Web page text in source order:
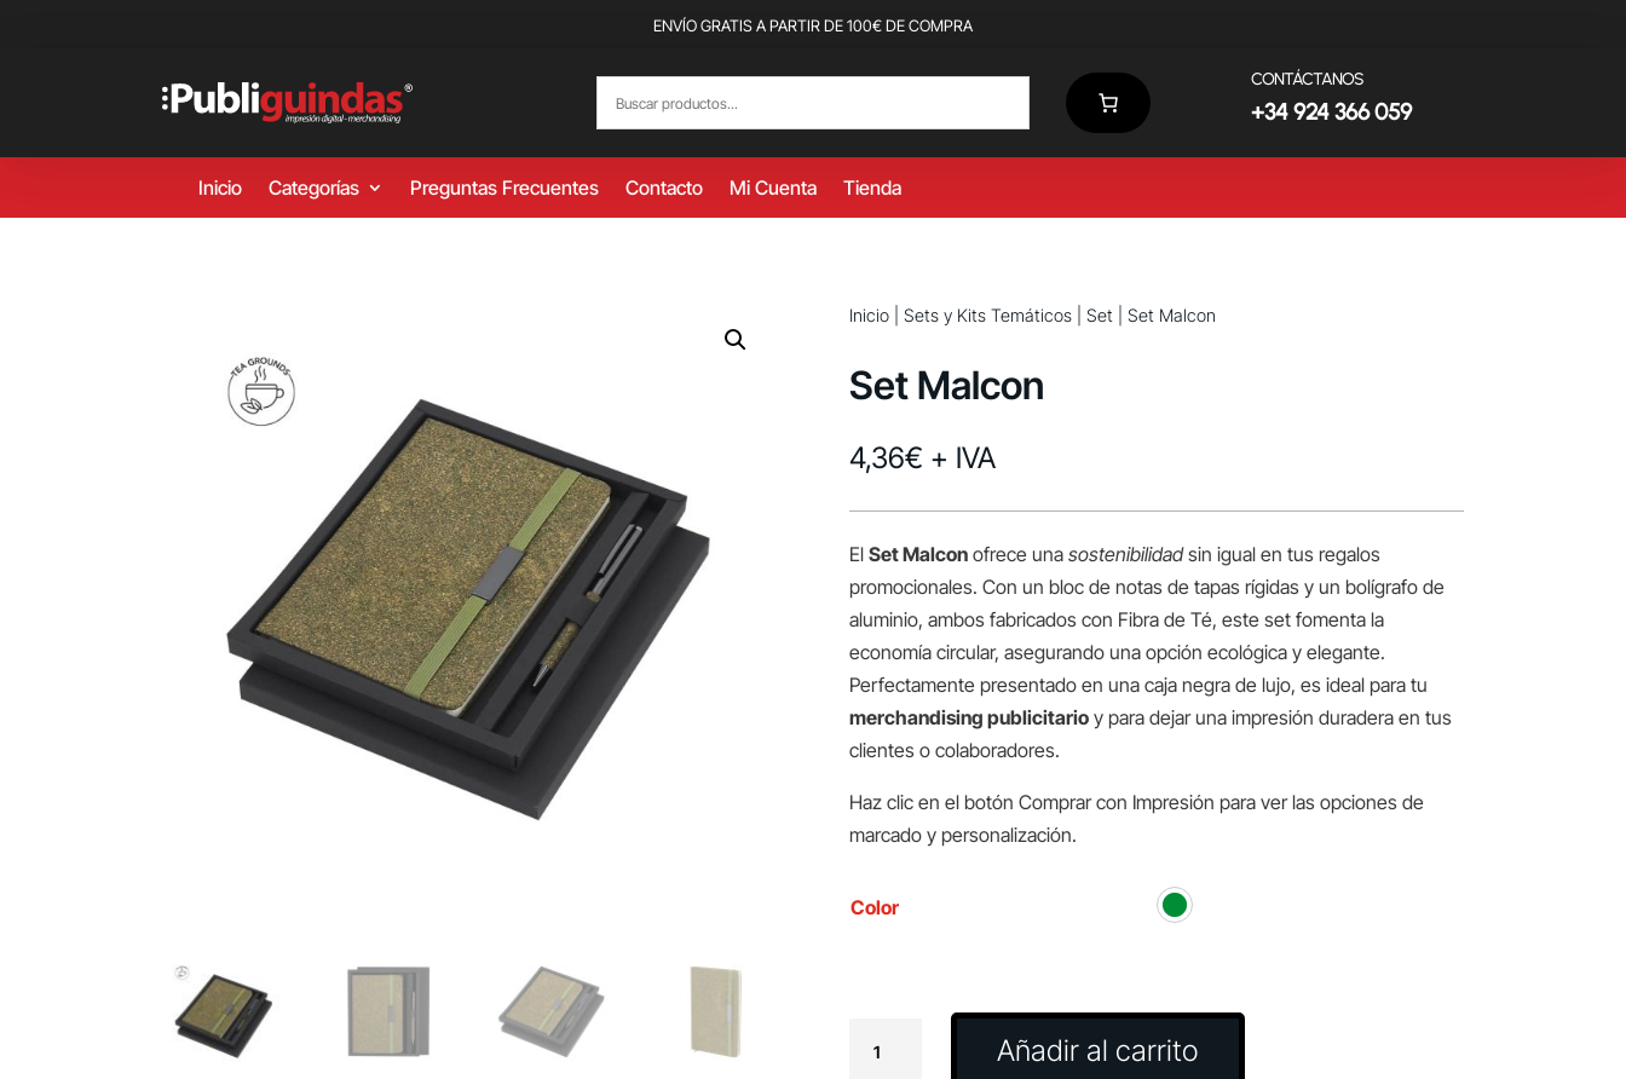
ENVÍO GRATIS A PARTIR DE 100€ DE COMPRA
CONTÁCTANOS
+34 924 366 059
Inicio Categorías Preguntas Frecuentes Contacto Mi Cuenta Tienda
Inicio| Sets y Kits Temáticos| Set | Set Malcon
Set Malcon
4,36€ + IVA
El Set Malconofrece una sostenibilidadsin igual en tus regalos
promocionales. Con un bloc de notas de tapas rígidas y un bolígrafo de
aluminio, ambos fabricados con Fibra de Té, este set fomenta la
economía circular, asegurando una opción ecológica y elegante.
Perfectamente presentado en una caja negra de lujo, es ideal para tu
merchandising publicitarioy para dejar una impresión duradera en tus
clientes o colaboradores.
Haz clic en el botón Comprar con Impresión para ver las opciones de
marcado y personalización.
Color
Malcon
Añadir al carrito